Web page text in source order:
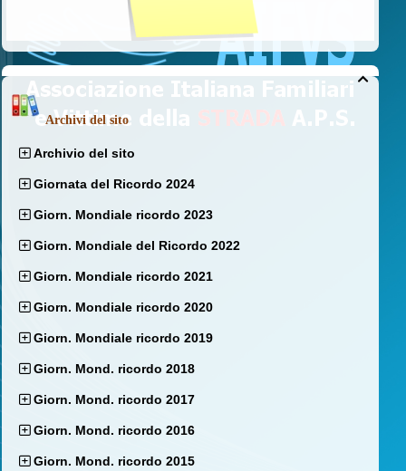

Archivi del sito
Archivio del sito
Giornata del Ricordo 2024
Giorn. Mondiale ricordo 2023
Giorn. Mondiale del Ricordo 2022
Giorn. Mondiale ricordo 2021
Giorn. Mondiale ricordo 2020
Giorn. Mondiale ricordo 2019
Giorn. Mond. ricordo 2018
Giorn. Mond. ricordo 2017
Giorn. Mond. ricordo 2016
Giorn. Mond. ricordo 2015